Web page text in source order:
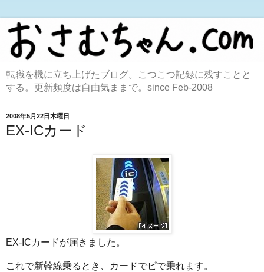
転職を機に立ち上げたブログ。こつこつ記録に残すことと
する。更新頻度は自由気ままで。since Feb-2008
2008年5月22日木曜日
EX-ICカード
EX-ICカードが届きました。
これで新幹線乗るとき、カードでピで乗れます。